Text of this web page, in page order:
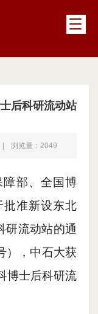
后科研流动站
浏览量： 2049
障部、全国博
批准新设东北
研流动站的通
）， 中石大获
博士后科研流